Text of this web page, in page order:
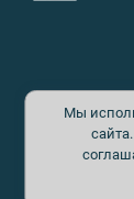
© ИП Малыщева
данного сайта
цитировании
несет
рекламируемые
лицензии.
Мы